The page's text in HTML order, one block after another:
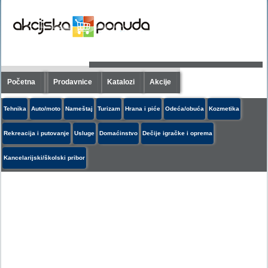
Početna Prodavnice Katalozi Akcije
Tehnika Auto/moto Nameštaj Turizam Hrana i piće Odeća/obuća Kozmetika
Rekreacija i putovanje Usluge Domaćinstvo Dečije igračke i oprema
Kancelarijski/školski pribor